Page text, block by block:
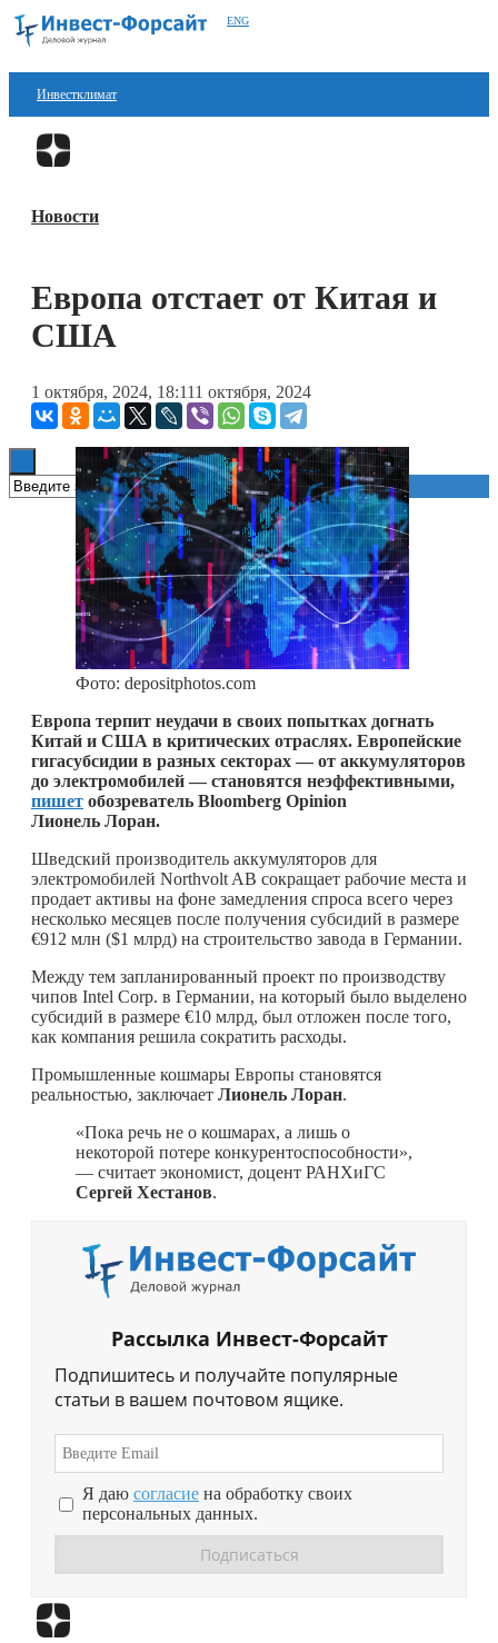
ENG
Инвестклимат
Финансы
Блокчейн
Технологии
Книги
Новости
Европа отстает от Китая и
США
1 октября, 2024, 18:111 октября, 2024
Фото: depositphotos.com
Европа терпит неудачи в своих попытках догнать
Китай и США в критических отраслях. Европейские
гигасубсидии в разных секторах — от аккумуляторов
до электромобилей — становятся неэффективными,
пишет обозреватель Bloomberg Opinion
Лионель Лоран.
Шведский производитель аккумуляторов для
электромобилей Northvolt AB сокращает рабочие места и
продает активы на фоне замедления спроса всего через
несколько месяцев после получения субсидий в размере
€912 млн ($1 млрд) на строительство завода в Германии.
Между тем запланированный проект по производству
чипов Intel Corp. в Германии, на который было выделено
субсидий в размере €10 млрд, был отложен после того,
как компания решила сократить расходы.
Промышленные кошмары Европы становятся
реальностью, заключает Лионель Лоран.
«Пока речь не о кошмарах, а лишь о
некоторой потере конкурентоспособности»,
— считает экономист, доцент РАНХиГС
Сергей Хестанов.
Рассылка Инвест-Форсайт
Подпишитесь и получайте популярные
статьи в вашем почтовом ящике.
Я даю согласие на обработку своих
персональных данных.